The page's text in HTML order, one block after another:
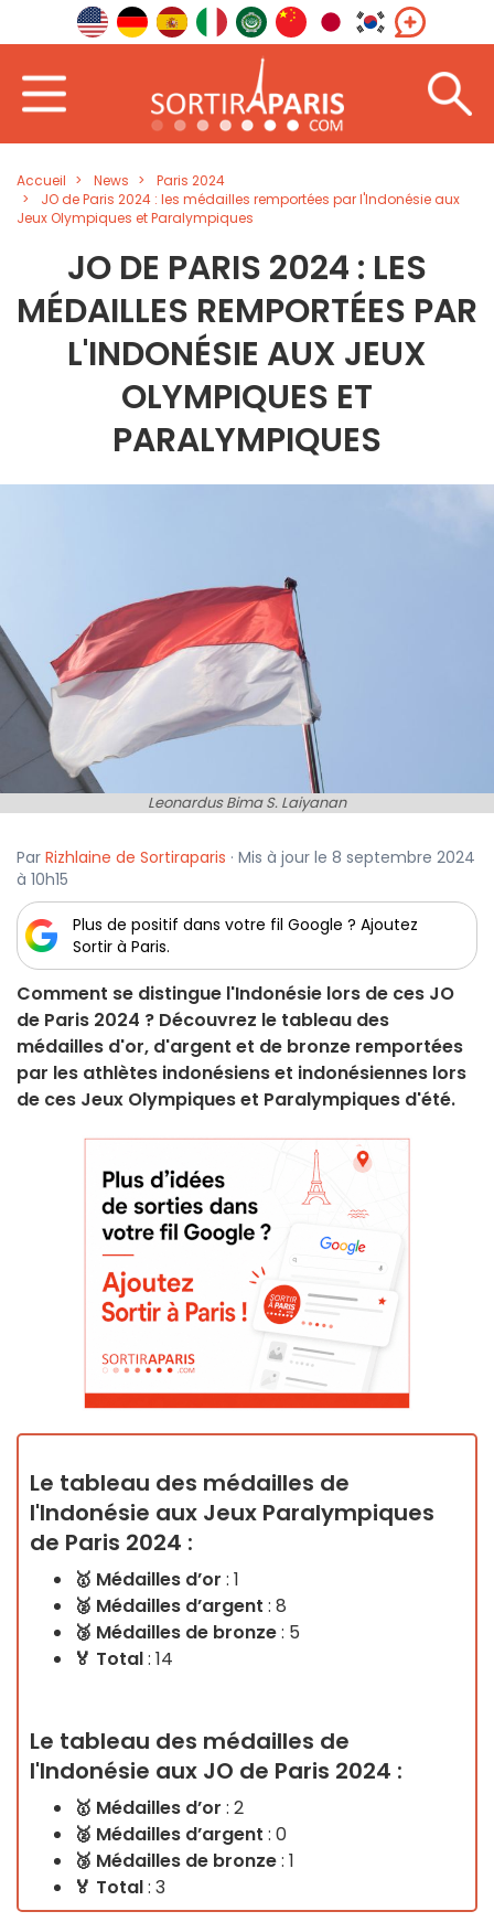
Accueil News
Paris 2024
JO de Paris 2024 : les médailles remportées par l'Indonésie aux
Jeux Olympiques et Paralympiques
JO DE PARIS 2024 : LES
MÉDAILLES REMPORTÉES PAR
L'INDONÉSIE AUX JEUX
OLYMPIQUES ET
PARALYMPIQUES
Leonardus Bima S. Laiyanan
Par Rizhlaine de Sortiraparis · Mis à jour le 8 septembre 2024
à 10h15
Plus de positif dans votre fil Google ? Ajoutez
Sortir à Paris.
Comment se distingue l'Indonésie lors de ces JO
de Paris 2024 ? Découvrez le tableau des
médailles d'or, d'argent et de bronze remportées
par les athlètes indonésiens et indonésiennes lors
de ces Jeux Olympiques et Paralympiques d'été.
Le tableau des médailles de
l'Indonésie aux Jeux Paralympiques
de Paris 2024 :
🥇 Médailles d’or : 1
🥈 Médailles d’argent : 8
🥉 Médailles de bronze: 5
🏅 Total: 14
Le tableau des médailles de
l'Indonésie aux JO de Paris 2024 :
🥇 Médailles d’or : 2
🥈 Médailles d’argent : 0
🥉 Médailles de bronze: 1
🏅 Total: 3